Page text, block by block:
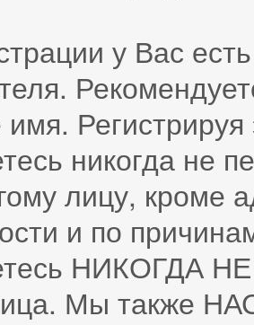
у Вас
никогда не
лицу, кроме
и по
НИКОГДА НЕ
Мы также